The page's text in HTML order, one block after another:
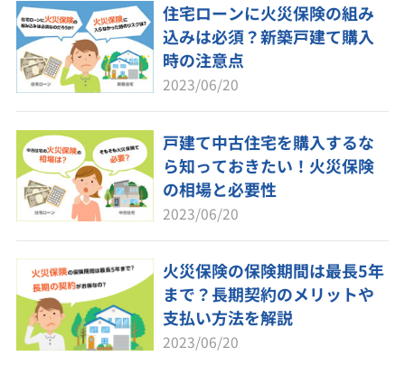
住宅ローンに火災保険の組み
込みは必須？新築戸建て購入
時の注意点
2023/06/20
戸建て中古住宅を購入するな
ら知っておきたい！火災保険
の相場と必要性
2023/06/20
火災保険の保険期間は最長5年
まで？長期契約のメリットや
支払い方法を解説
2023/06/20